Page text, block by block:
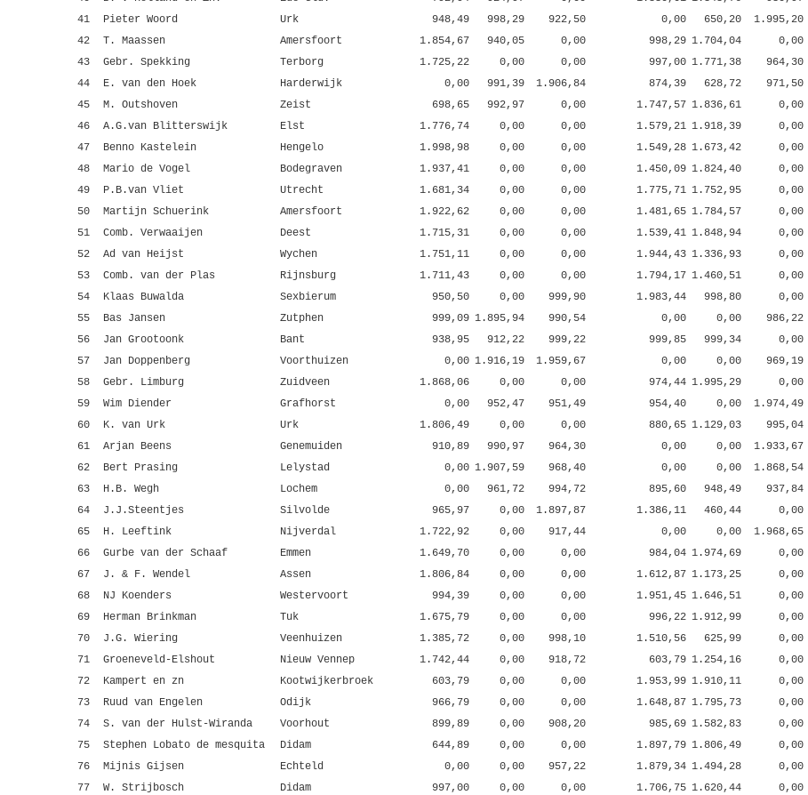
41
Pieter Woord Urk 948,49 998,29 922,50 0,00 650,20 1.995,20
42
T. Maassen Amersfoort 1.854,67 940,05 0,00 998,29 1.704,04 0,00
43
Gebr. Spekking Terborg 1.725,22 0,00 0,00 997,00 1.771,38 964,30
44
E. van den Hoek Harderwijk 0,00 991,39 1.906,84 874,39 628,72 971,50
45
M. Outshoven Zeist 698,65 992,97 0,00 1.747,57 1.836,61 0,00
46
A.G.van Blitterswijk Elst 1.776,74 0,00 0,00 1.579,21 1.918,39 0,00
47
Benno Kastelein Hengelo 1.998,98 0,00 0,00 1.549,28 1.673,42 0,00
48
Mario de Vogel Bodegraven 1.937,41 0,00 0,00 1.450,09 1.824,40 0,00
49
P.B.van Vliet Utrecht 1.681,34 0,00 0,00 1.775,71 1.752,95 0,00
50
Martijn Schuerink Amersfoort 1.922,62 0,00 0,00 1.481,65 1.784,57 0,00
51
Comb. Verwaaijen Deest 1.715,31 0,00 0,00 1.539,41 1.848,94 0,00
52
Ad van Heijst Wychen 1.751,11 0,00 0,00 1.944,43 1.336,93 0,00
53
Comb. van der Plas Rijnsburg 1.711,43 0,00 0,00 1.794,17 1.460,51 0,00
54
Klaas Buwalda Sexbierum 950,50 0,00 999,90 1.983,44 998,80 0,00
55
Bas Jansen Zutphen 999,09 1.895,94 990,54 0,00 0,00 986,22
56
Jan Grootoonk Bant 938,95 912,22 999,22 999,85 999,34 0,00
57
Jan Doppenberg Voorthuizen 0,00 1.916,19 1.959,67 0,00 0,00 969,19
58
Gebr. Limburg Zuidveen 1.868,06 0,00 0,00 974,44 1.995,29 0,00
59
Wim Diender Grafhorst 0,00 952,47 951,49 954,40 0,00 1.974,49
60
K. van Urk Urk 1.806,49 0,00 0,00 880,65 1.129,03 995,04
61
Arjan Beens Genemuiden 910,89 990,97 964,30 0,00 0,00 1.933,67
62
Bert Prasing Lelystad 0,00 1.907,59 968,40 0,00 0,00 1.868,54
63
H.B. Wegh Lochem 0,00 961,72 994,72 895,60 948,49 937,84
64
J.J.Steentjes Silvolde 965,97 0,00 1.897,87 1.386,11 460,44 0,00
65
H. Leeftink Nijverdal 1.722,92 0,00 917,44 0,00 0,00 1.968,65
66
Gurbe van der Schaaf Emmen 1.649,70 0,00 0,00 984,04 1.974,69 0,00
67
J. & F. Wendel Assen 1.806,84 0,00 0,00 1.612,87 1.173,25 0,00
68
NJ Koenders Westervoort 994,39 0,00 0,00 1.951,45 1.646,51 0,00
69
Herman Brinkman Tuk 1.675,79 0,00 0,00 996,22 1.912,99 0,00
70
J.G. Wiering Veenhuizen 1.385,72 0,00 998,10 1.510,56 625,99 0,00
71
Groeneveld-Elshout Nieuw Vennep 1.742,44 0,00 918,72 603,79 1.254,16 0,00
72
Kampert en zn Kootwijkerbroek 603,79 0,00 0,00 1.953,99 1.910,11 0,00
73
Ruud van Engelen Odijk 966,79 0,00 0,00 1.648,87 1.795,73 0,00
74
S. van der Hulst-Wiranda Voorhout 899,89 0,00 908,20 985,69 1.582,83 0,00
75
Stephen Lobato de mesquita Didam 644,89 0,00 0,00 1.897,79 1.806,49 0,00
76
Mijnis Gijsen Echteld 0,00 0,00 957,22 1.879,34 1.494,28 0,00
77
W. Strijbosch Didam 997,00 0,00 0,00 1.706,75 1.620,44 0,00